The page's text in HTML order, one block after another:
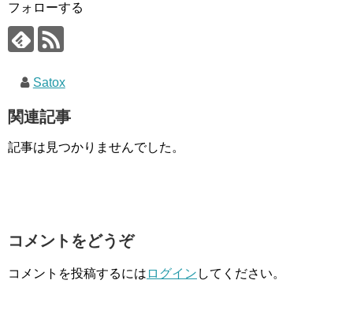
フォローする
Satox
関連記事
記事は見つかりませんでした。
コメントをどうぞ
コメントを投稿するには ログイン してください。